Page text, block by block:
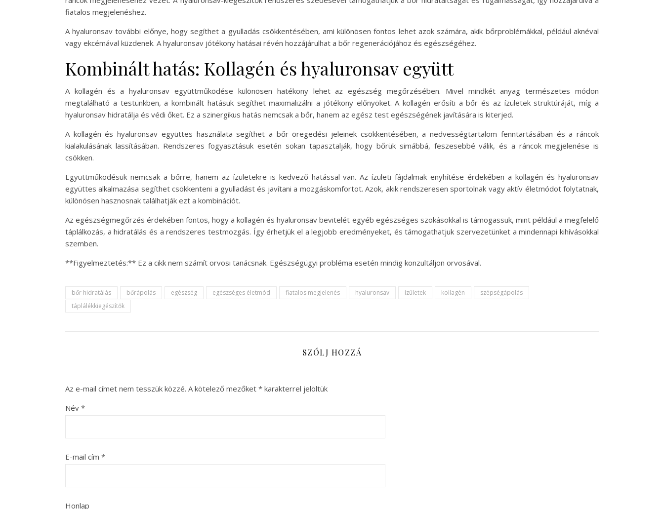
fiatalos megjelenéshez.
A hyaluronsav további előnye, hogy segíthet a gyulladás csökkentésében, ami különösen fontos lehet azok számára, akik bőrproblémákkal, például aknéval
vagy ekcémával küzdenek. A hyaluronsav jótékony hatásai révén hozzájárulhat a bőr regenerációjához és egészségéhez.
Kombinált hatás: Kollagén és hyaluronsav együtt
A kollagén és a hyaluronsav együttműködése különösen hatékony lehet az egészség megőrzésében. Mivel mindkét anyag természetes módon
megtalálható a testünkben, a kombinált hatásuk segíthet maximalizálni a jótékony előnyöket. A kollagén erősíti a bőr és az ízületek struktúráját, míg a
hyaluronsav hidratálja és védi őket. Ez a szinergikus hatás nemcsak a bőr, hanem az egész test egészségének javítására is kiterjed.
A kollagén és hyaluronsav együttes használata segíthet a bőr öregedési jeleinek csökkentésében, a nedvességtartalom fenntartásában és a ráncok
kialakulásának lassításában. Rendszeres fogyasztásuk esetén sokan tapasztalják, hogy bőrük simábbá, feszesebbé válik, és a ráncok megjelenése is
csökken.
Együttműködésük nemcsak a bőrre, hanem az ízületekre is kedvező hatással van. Az ízületi fájdalmak enyhítése érdekében a kollagén és hyaluronsav
együttes alkalmazása segíthet csökkenteni a gyulladást és javítani a mozgáskomfortot. Azok, akik rendszeresen sportolnak vagy aktív életmódot folytatnak,
különösen hasznosnak találhatják ezt a kombinációt.
Az egészségmegőrzés érdekében fontos, hogy a kollagén és hyaluronsav bevitelét egyéb egészséges szokásokkal is támogassuk, mint például a megfelelő
táplálkozás, a hidratálás és a rendszeres testmozgás. Így érhetjük el a legjobb eredményeket, és támogathatjuk szervezetünket a mindennapi kihívásokkal
szemben.
**Figyelmeztetés:** Ez a cikk nem számít orvosi tanácsnak. Egészségügyi probléma esetén mindig konzultáljon orvosával.
bőr hidratálás bőrápolás egészség egészséges életmód fiatalos megjelenés hyaluronsav ízületek kollagén
szépségápolás
táplálékkiegészítők
SZÓLJ HOZZÁ
Az e-mail címet nem tesszük közzé. A kötelező mezőket * karakterrel jelöltük
Név *
E-mail cím *
Honlap